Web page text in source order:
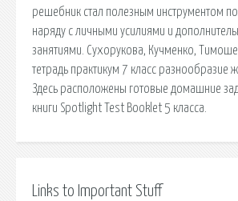
решебник стал полезным инструментом
наряду с личными усилиями и
занятиями. Сухорукова, Кучменко,
тетрадь практикум 7 класс разнообразие
Здесь расположены готовые домашние
книги Spotlight Test Booklet 5 класса.
Links to Important Stuff